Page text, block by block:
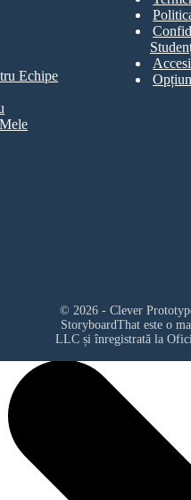
Echipe
© 2026 - Clever
StoryboardThat este o
LLC și înregistrată la